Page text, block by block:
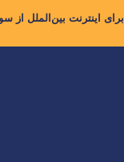
تکذیب اعمال ضریب ۲.۷ برای اینترنت